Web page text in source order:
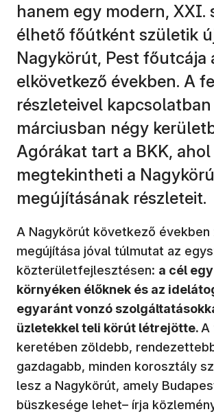
hanem egy modern, XXI.
élhető főútként születik
Nagykörút, Pest főutcája
elkövetkező években. A
részleteivel kapcsolatban
márciusban négy
Agórákat tart a BKK,
megtekintheti a
megújításának részleteit.
A Nagykörút következő években
megújítása jóval túlmutat az
közterületfejlesztésen: a cél
környéken élőknek és az
egyaránt vonzó
üzletekkel teli körút létrejötte. A
keretében zöldebb,
gazdagabb, minden korosztály
lesz a Nagykörút, amely
büszkesége lehet– írja